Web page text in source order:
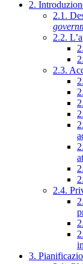
2.
2.1.
2.2.
2.3.
2.4.
3.